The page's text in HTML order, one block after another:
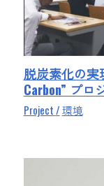
脱炭素化の実
Carbon” プロ
Project 環境